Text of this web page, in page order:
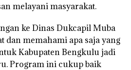
melayani masyarakat.
ke Dinas Dukcapil Muba
dan memahami apa saja yang
Kabupaten Bengkulu jadi
Program ini cukup baik